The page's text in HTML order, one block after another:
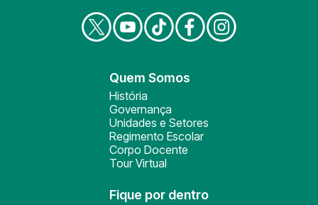
Quem Somos
História
Governança
Unidades e Setores
Regimento Escolar
Corpo Docente
Tour Virtual
Fique por dentro